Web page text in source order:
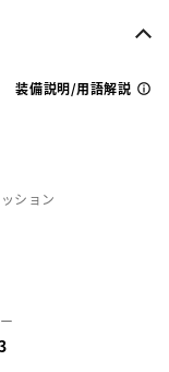
装備説明/用語解説
ション